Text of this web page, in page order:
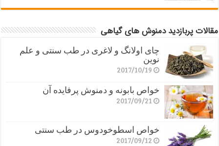
مقالات پربازدید دمنوش های گیاهی
چای اولانگ و لاغری در طب سنتی و علم
نوین
2017/10/19
خواص بابونه و دمنوش پرفایده آن
2017/09/21
خواص اسطوخودوس در طب سنتی
2017/09/12